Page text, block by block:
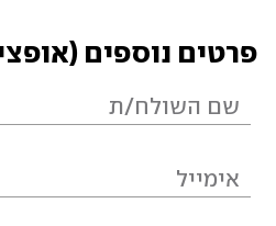
פרטים נוספים